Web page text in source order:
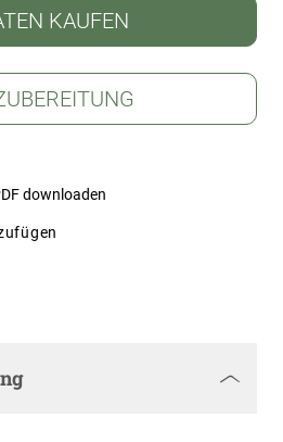
KAUFEN
downloaden